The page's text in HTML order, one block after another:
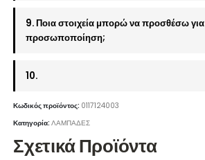
9. Ποια στοιχεία μπορώ να προσθέσω για
προσωποποίηση;
10.
Κωδικός προϊόντος: 0117124003
Κατηγορία:ΛΑΜΠΑΔΕΣ
Σχετικά Προϊόντα